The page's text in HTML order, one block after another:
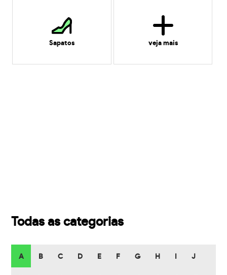
Sapatos veja mais
Todas as categorias
A B C D E F G H J